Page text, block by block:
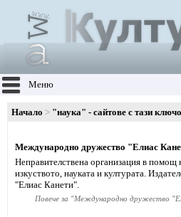
Меню
Начало "наука" - сайтове с тази
Международно дружество "Елиас
Неправителствена организация в помощ
изкуството, науката и културата.
"Елиас Канети".
Повече за "Международно дружество